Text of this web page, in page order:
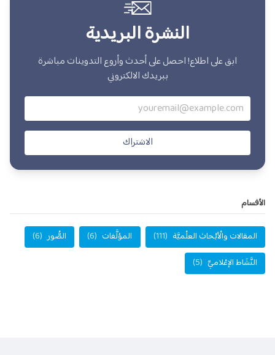
النشرة البريدية
ابق على اطلاع! احصل على أحدث وأروع التدوينات مباشرة
ببريدك الالكتروني
الاشتراك
الأفسام
المقالات والْأبْحاث العلْميَّة (111) المؤلَّفات (6) الصُّور (6)
النَّشَاط الإعْلاميِّ (5)